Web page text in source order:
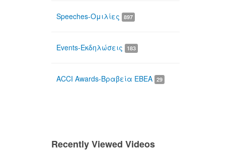
Speeches-Ομιλίες 897
Events-Εκδηλώσεις 183
ACCI Awards-Βραβεία ΕΒΕΑ 29
Recently Viewed Videos